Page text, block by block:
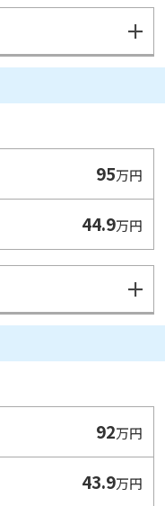
95万円
44.9万円
92万円
43.9万円